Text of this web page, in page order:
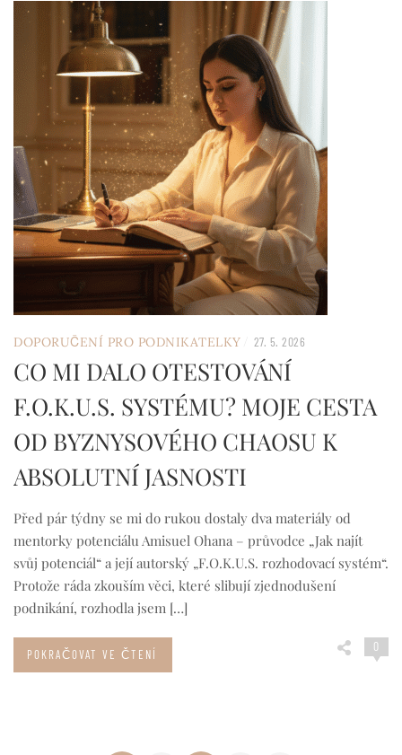
DOPORUČENÍ PRO PODNIKATELKY 27. 5. 2026
CO MI DALO OTESTOVÁNÍ
F.O.K.U.S. SYSTÉMU? MOJE CESTA
OD BYZNYSOVÉHO CHAOSU K
ABSOLUTNÍ JASNOSTI
Před pár týdny se mi do rukou dostaly dva materiály od
mentorky potenciálu Amisuel Ohana – průvodce „Jak najít
svůj potenciál“ a její autorský „F.O.K.U.S. rozhodovací systém“.
Protože ráda zkouším věci, které slibují zjednodušení
podnikání, rozhodla jsem […]
0
POKRAČOVAT VE ČTENÍ